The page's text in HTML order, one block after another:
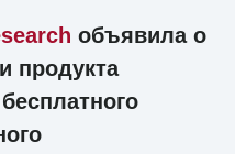
объявила о
продукта